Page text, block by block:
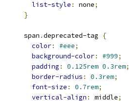
list-style : none;
}
      span
.deprecated-tag
{
color: #eee;
background-color: #999;
padding : 0.125rem 0.3rem;
border-radius : 0.3rem;
font-size : 0.7rem;
vertical-align : middle;